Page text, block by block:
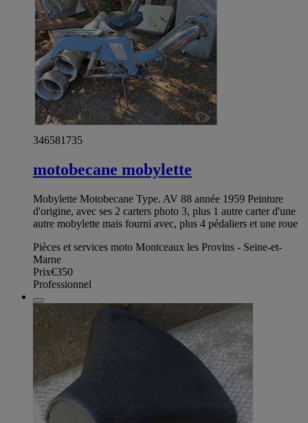
346581735
motobecane mobylette
Mobylette Motobecane Type. AV 88 année 1959 Peinture
d'origine, avec ses 2 carters photo 3, plus 1 autre carter d'une
autre mobylette mais fourni avec, plus 4 pédaliers et une roue
Pièces et services moto Montceaux les Provins - Seine-et-
Marne
Prix€350
Professionnel